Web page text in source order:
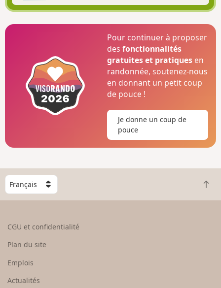
Pour continuer à proposer
desfonctionnalités
gratuites et pratiques en
randonnée, soutenez-nous
en donnant un petit coup
de pouce !
Je donne un coup de
pouce
C
h
o
e
u
R
e
CGU et confidentialité
Plan du site
Emplois
Actualités